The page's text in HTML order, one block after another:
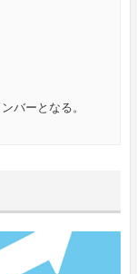
バーとなる。